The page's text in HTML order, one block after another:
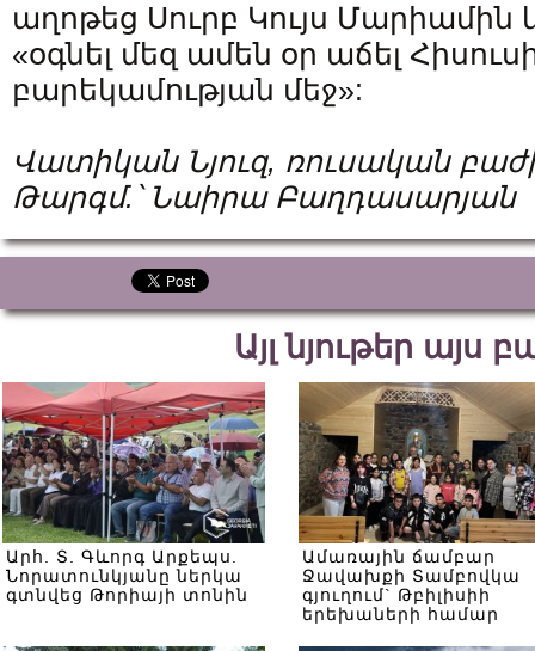
աղոթեց Սուրբ Կույս
«օգնել մեզ ամեն օր աճել
բարեկամության մեջ»:
Վատիկան Նյուզ, ռուսական
Թարգմ. Նաիրա Բաղդասարյան
Այլ նյութեր այս
Արհ. Տ. Գևորգ Արքեպս.
Նորատունկյանը ներկա
գտնվեց Թորիայի տոնին
Ամառային ճամբար
Ջավախքի Տամբովկա
գյուղում` Թբիլիսիի
երեխաների համար